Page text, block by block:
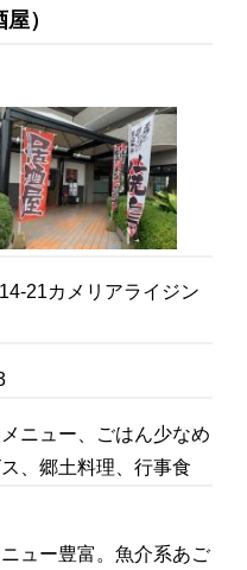
屋）
21カメリアライジン
ニュー、ごはん少なめ
、郷土料理、行事食
ュー豊富。魚介系あご